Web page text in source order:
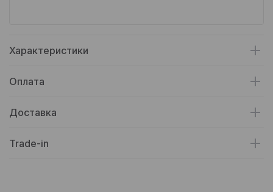
Характеристики
Оплата
Доставка
Trade-in